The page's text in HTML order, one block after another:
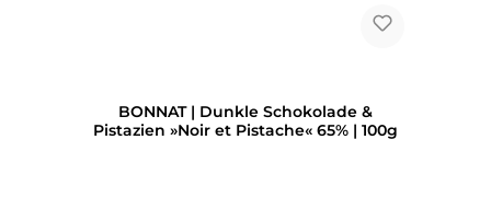
BONNAT | Dunkle Schokolade &
Pistazien »Noir et Pistache« 65% | 100g